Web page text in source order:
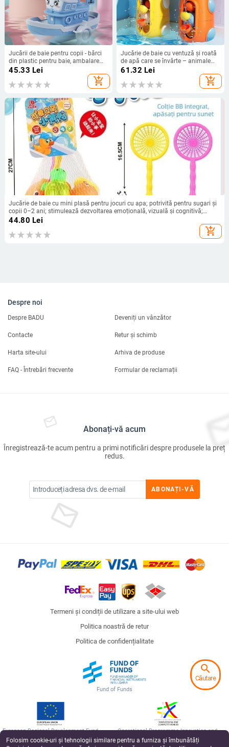
Jucării de baie pentru copii - bărci
din plastic pentru baie, ambalare
într-o pungă PP, pentru 3-6 ani,
categoria 3C: jucării din plastic sub
14 ani
45.33 Lei
add_shopping_cart
Jucărie de baie cu ventuză și roată
de apă care se învârte – animale
desen animate rață și elefant (din
plastic, pentru copii 3–6 ani)
61.32 Lei
add_shopping_cart
Jucărie de baie cu mini plasă pentru jocuri cu apa; potrivită pentru sugari și
copii 0–2 ani; stimulează dezvoltarea emoțională, vizuală și cognitivă;
îmbunătățește coordonarea mână-ochi și legătura părinte-copil.
44.80 Lei
add_shopping_cart
Despre noi
Despre BADU Deveniți un vânzător
Contacte Retur și schimb
Harta site-ului Arhiva de produse
FAQ - Întrebări frecvente Formular de reclamații
Abonați-vă acum
Înregistrează-te acum pentru a primi notificări despre produsele la preț
redus.
ABONAȚI-VĂ
Termeni și condiții de utilizare a site-ului web
Politica noastră de retur
Politica de confidențialitate
Fund of Funds
European Regional Development Fund
Operational Programme Innovation and
Competitiveness
Folosim cookie-uri și tehnologii similare pentru a furniza și îmbunătăți
search
Căutare